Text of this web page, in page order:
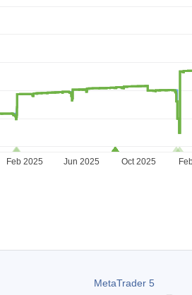
Feb 2025 Jun 2025 Oct 2025
MetaTrader 5